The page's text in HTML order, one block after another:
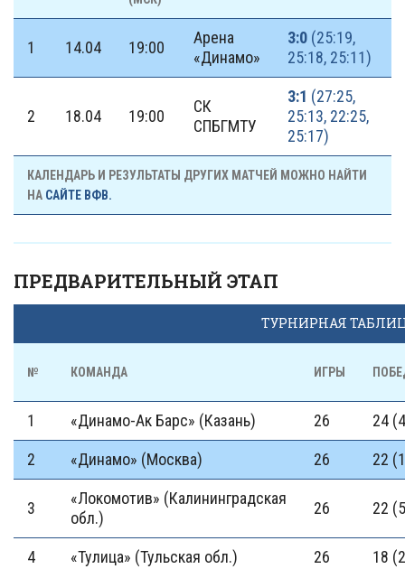
1 14.04 19:00
Арена
«Динамо»
3:0 (25:19,
25:18, 25:11)
2 18.04 19:00
СК
СПБГМТУ
3:1 (27:25,
25:13, 22:25,
25:17)
КАЛЕНДАРЬ И РЕЗУЛЬТАТЫ ДРУГИХ МАТЧЕЙ МОЖНО НАЙТИ
НА САЙТЕ ВФВ.
ПРЕДВАРИТЕЛЬНЫЙ ЭТАП
ТУРНИРНАЯ
№ КОМАНДА ИГРЫ
1 «Динамо-Ак Барс» (Казань) 26 24
2 «Динамо» (Москва) 26 22
3
«Локомотив» (Калининградская
обл.)
26 22
4 «Тулица» (Тульская обл.) 26 18